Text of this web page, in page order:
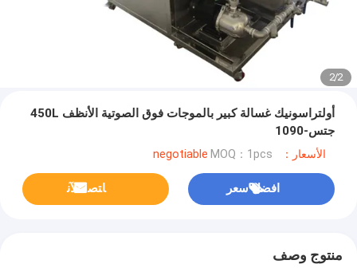
2
/
2
أولتراسونيك غسالة كبير بالموجات فوق الصوتية الأنظف 450L
جتس-1090
الأسعار：negotiable MOQ：1pcs
افضل سعر ﺎﺘﺼﻟ ﺍﻶﻧ
منتوج وصف